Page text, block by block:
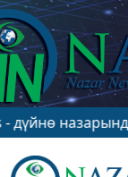
назарында!